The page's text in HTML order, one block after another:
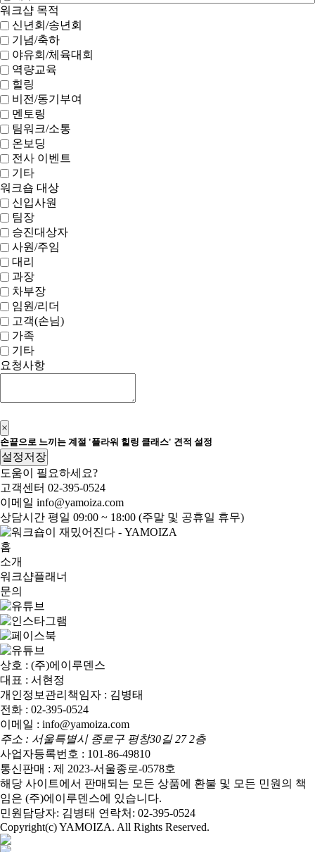
워크샵 목적
신년회/송년회
기념/축하
야유회/체육대회
역량교육
힐링
비전/동기부여
멘토링
팀워크/소통
온보딩
전사 이벤트
기타
워크숍 대상
신입사원
팀장
승진대상자
사원/주임
대리
과장
차부장
임원/리더
고객(손님)
가족
기타
요청사항
×
손끝으로 느끼는 계절 '플라워 힐링 클래스' 견적 설정
설정저장
도움이 필요하세요?
고객센터 02-395-0524
이메일 info@yamoiza.com
상담시간 평일 09:00 ~ 18:00 (주말 및 공휴일 휴무)
홈
소개
워크샵플래너
문의
상호 : (주)에이루덴스
대표 : 서현정
개인정보관리책임자 : 김병태
전화 : 02-395-0524
이메일 : info@yamoiza.com
주소 : 서울특별시 종로구 평창30길 27 2층
사업자등록번호 : 101-86-49810
통신판매 : 제 2023-서울종로-0578호
해당 사이트에서 판매되는 모든 상품에 환불 및 모든 민원의 책
임은 (주)에이루덴스에 있습니다.
민원담당자: 김병태 연락처: 02-395-0524
Copyright(c) YAMOIZA. All Rights Reserved.